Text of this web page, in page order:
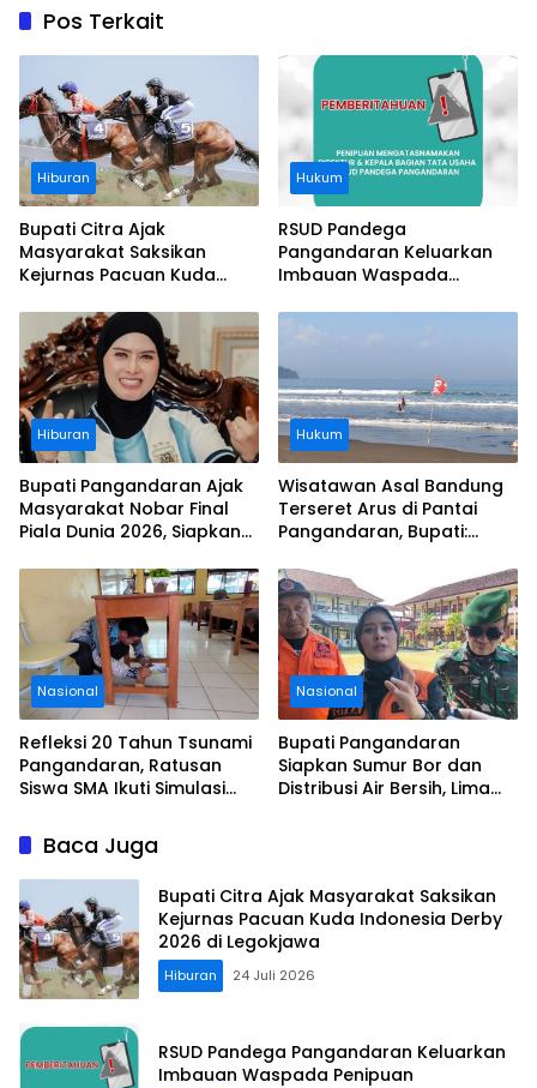
Pos Terkait
Hiburan
Bupati Citra Ajak
Masyarakat Saksikan
Kejurnas Pacuan Kuda
Legokjawa
Hukum
RSUD Pandega
Pangandaran Keluarkan
Imbauan Waspada
Hiburan
Bupati Pangandaran Ajak
Masyarakat Nobar Final
Piala Dunia 2026, Siapkan
Hukum
Wisatawan Asal Bandung
Terseret Arus di Pantai
Pangandaran, Bupati:
Aturan
Nasional
Refleksi 20 Tahun Tsunami
Pangandaran, Ratusan
Siswa SMA Ikuti Simulasi
Tsunami
Nasional
Bupati Pangandaran
Siapkan Sumur Bor dan
Distribusi Air Bersih, Lima
Baca Juga
Bupati Citra Ajak Masyarakat Saksikan
Kejurnas Pacuan Kuda Indonesia Derby
2026 di Legokjawa
Hiburan 24 Juli 2026
RSUD Pandega Pangandaran Keluarkan
Imbauan Waspada Penipuan